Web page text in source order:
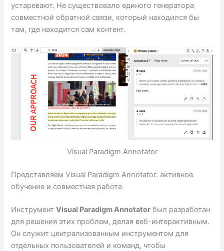
устаревают. Не существовало единого генератора
совместной обратной связи, который находился бы
там, где находится сам контент.
Visual Paradigm Annotator
Представляем Visual Paradigm Annotator: активное
обучение и совместная работа
ИнструментVisual Paradigm Annotator был разработан
для решения этих проблем, делая веб-интерактивным.
Он служит централизованным инструментом для
отдельных пользователей и команд, чтобы